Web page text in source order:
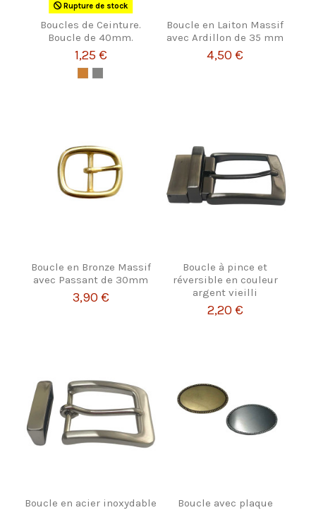
Rupture de stock
Boucles de Ceinture.
Boucle de 40mm.
1,25 €
Boucle en Laiton Massif
avec Ardillon de 35 mm
4,50 €
Boucle en Bronze Massif
avec Passant de 30mm
3,90 €
Boucle à pince et
réversible en couleur
argent vieilli
2,20 €
Boucle en acier inoxydable
Boucle avec plaque